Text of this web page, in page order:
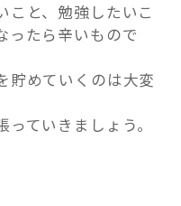
こと、勉強したいこ
ったら辛いもので
貯めていくのは大変
ていきましょう。